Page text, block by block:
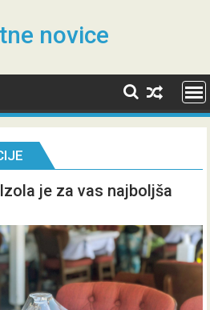
novice
je za vas najboljša